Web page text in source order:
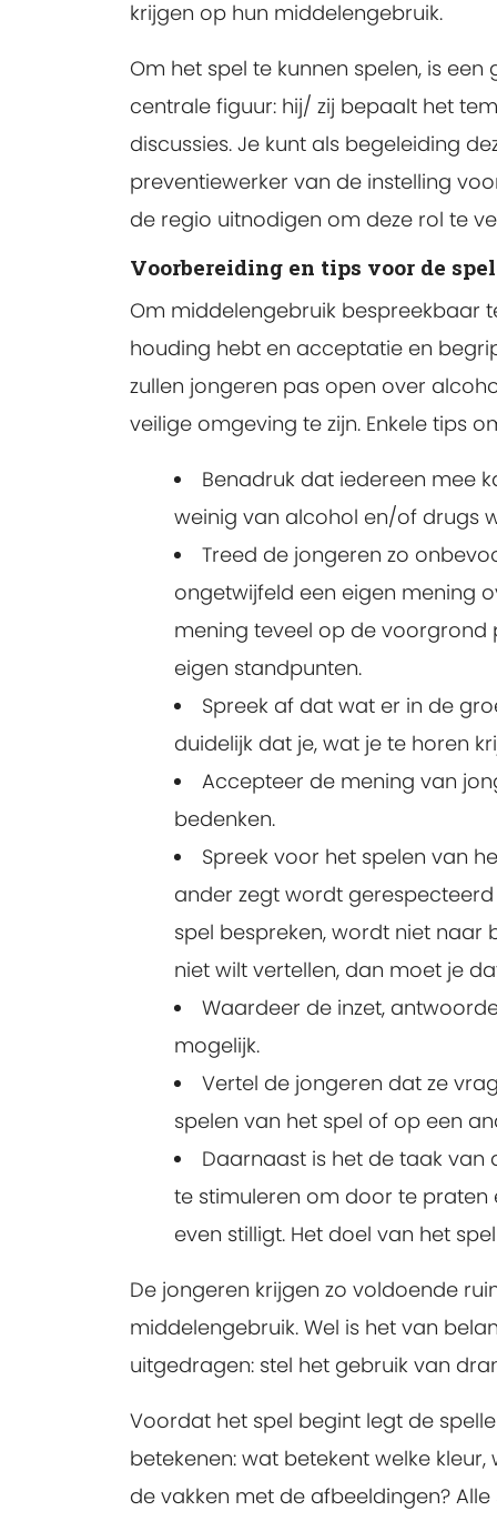
krijgen op hun middelengebruik.
Om het spel te kunnen spelen, is
centrale figuur: hij/ zij bepaalt het
discussies. Je kunt als begeleiding
preventiewerker van de instelling
de regio uitnodigen om deze rol te
Voorbereiding en tips voor de
Om middelengebruik bespreekbaar
houding hebt en acceptatie en
zullen jongeren pas open over
veilige omgeving te zijn. Enkele tips
Benadruk dat iedereen mee
weinig van alcohol en/of drugs
Treed de jongeren zo
ongetwijfeld een eigen mening
mening teveel op de voorgrond
eigen standpunten.
Spreek af dat wat er in de
duidelijk dat je, wat je te horen
Accepteer de mening van
bedenken.
Spreek voor het spelen van
ander zegt wordt
spel bespreken, wordt niet naar
niet wilt vertellen, dan moet je
Waardeer de inzet,
mogelijk.
Vertel de jongeren dat ze
spelen van het spel of op een
Daarnaast is het de taak van
te stimuleren om door te praten
even stilligt. Het doel van het
De jongeren krijgen zo voldoende
middelengebruik. Wel is het van
uitgedragen: stel het gebruik van
Voordat het spel begint legt de
betekenen: wat betekent welke
de vakken met de afbeeldingen?